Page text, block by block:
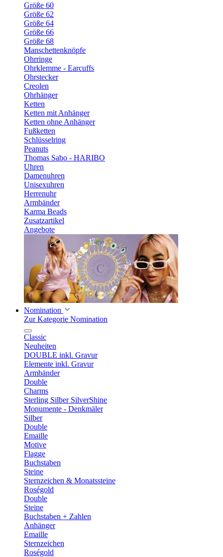
Größe 60
Größe 62
Größe 64
Größe 66
Größe 68
Manschettenknöpfe
Ohrringe
Ohrklemme - Earcuffs
Ohrstecker
Creolen
Ohrhänger
Ketten
Ketten mit Anhänger
Ketten ohne Anhänger
Fußketten
Schlüsselring
Peanuts
Thomas Sabo - HARIBO
Uhren
Damenuhren
Unisexuhren
Herrenuhr
Armbänder
Karma Beads
Zusatzartikel
Angebote
Nomination
Zur Kategorie Nomination
Classic
Neuheiten
DOUBLE inkl. Gravur
Elemente inkl. Gravur
Armbänder
Double
Charms
Sterling Silber SilverShine
Monumente - Denkmäler
Silber
Double
Emaille
Motive
Flagge
Buchstaben
Steine
Sternzeichen & Monatssteine
Roségold
Double
Steine
Buchstaben + Zahlen
Anhänger
Emaille
Sternzeichen
Roségold